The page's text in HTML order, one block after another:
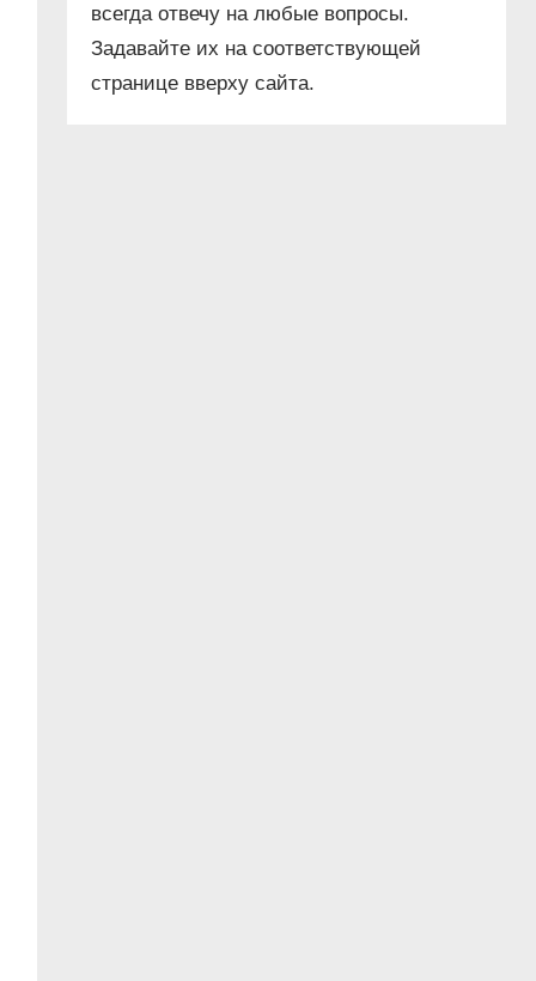
всегда отвечу на любые вопросы.
Задавайте их на соответствующей
странице вверху сайта.